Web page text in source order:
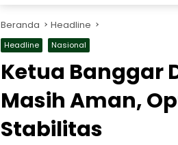
Beranda Headline
Headline Nasional
Ketua Banggar
Masih Aman,
Stabilitas